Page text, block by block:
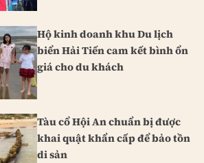
Hộ kinh doanh khu Du lịch
biển Hải Tiến cam kết bình ổn
giá cho du khách
Tàu cổ Hội An chuẩn bị được
khai quật khẩn cấp để bảo tồn
di sản